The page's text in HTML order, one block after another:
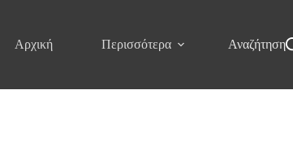
Αρχική Περισσότερα Αναζήτηση